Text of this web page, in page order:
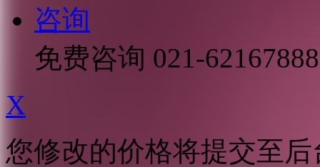
咨询
免费咨询 021-62167888
X
您修改的价格将提交至